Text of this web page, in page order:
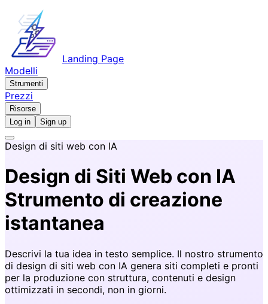
Landing Page
Modelli
Strumenti
Prezzi
Risorse
Log in
Sign up
Design di siti web con IA
Design di Siti Web con IA
Strumento di creazione
istantanea
Descrivi la tua idea in testo semplice. Il nostro strumento
di design di siti web con IA genera siti completi e pronti
per la produzione con struttura, contenuti e design
ottimizzati in secondi, non in giorni.